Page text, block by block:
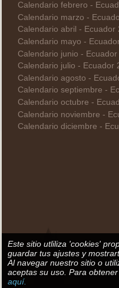
Calendario febrero -
Calendario marzo -
Calendario abril - Ecuador
Calendario mayo -
Calendario junio - Ecuador
Calendario julio - Ecuador
Calendario agosto -
Calendario septiembre -
Calendario octubre -
Calendario noviembre -
Calendario diciembre -
Este sitio utliliza 'cookies'
guardar tus ajustes y
Al navegar nuestro sitio o
aceptas su uso. Para
aquí.